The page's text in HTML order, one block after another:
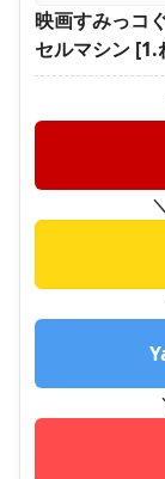
映画すみっコ
セルマシン [1.